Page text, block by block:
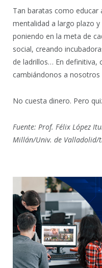
Tan baratas como educar
mentalidad a largo plazo
poniendo en la meta de
social, creando
de ladrillos… En definitiva,
cambiándonos a nosotros
No cuesta dinero. Pero
Fuente: Prof. Félix López
Millán/Univ. de Valladolid/